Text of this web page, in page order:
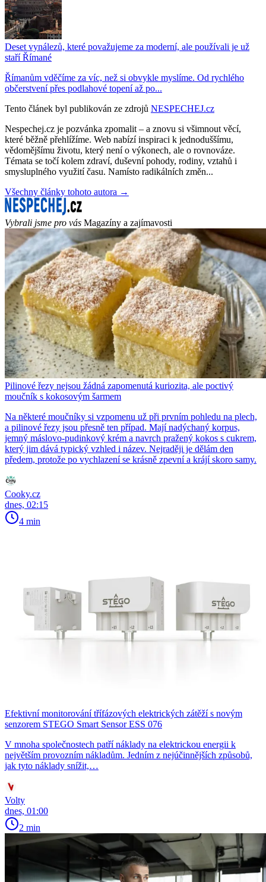
Deset vynálezů, které považujeme za moderní, ale používali je už
staří Římané
Římanům vděčíme za víc, než si obvykle myslíme. Od rychlého
občerstvení přes podlahové topení až po...
Tento článek byl publikován ze zdrojů NESPECHEJ.cz
Nespechej.cz je pozvánka zpomalit – a znovu si všimnout věcí,
které běžně přehlížíme. Web nabízí inspiraci k jednoduššímu,
vědomějšímu životu, který není o výkonech, ale o rovnováze.
Témata se točí kolem zdraví, duševní pohody, rodiny, vztahů i
smysluplného využití času. Namísto radikálních změn...
Všechny články tohoto autora →
Vybrali jsme pro vás Magazíny a zajímavosti
Pilinové řezy nejsou žádná zapomenutá kuriozita, ale poctivý
moučník s kokosovým šarmem
Na některé moučníky si vzpomenu už při prvním pohledu na plech,
a pilinové řezy jsou přesně ten případ. Mají nadýchaný korpus,
jemný máslovo-pudinkový krém a navrch pražený kokos s cukrem,
který jim dává typický vzhled i název. Nejraději je dělám den
předem, protože po vychlazení se krásně zpevní a krájí skoro samy.
Cooky.cz
dnes, 02:15
4 min
Efektivní monitorování třífázových elektrických zátěží s novým
senzorem STEGO Smart Sensor ESS 076
V mnoha společnostech patří náklady na elektrickou energii k
největším provozním nákladům. Jedním z nejúčinnějších způsobů,
jak tyto náklady snížit,…
Volty
dnes, 01:00
2 min